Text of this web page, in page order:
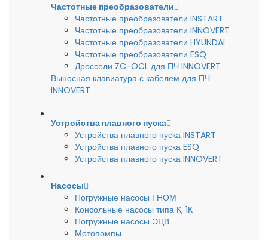
Частотные преобразователи
Частотные преобразователи INSTART
Частотные преобразователи INNOVERT
Частотные преобразователи HYUNDAI
Частотные преобразователи ESQ
Дроссели ZC-OCL для ПЧ INNOVERT
Выносная клавиатура с кабелем для ПЧ
INNOVERT
Устройства плавного пуска
Устройства плавного пуска INSTART
Устройства плавного пуска ESQ
Устройства плавного пуска INNOVERT
Насосы
Погружные насосы ГНОМ
Консольные насосы типа К, 1К
Погружные насосы ЭЦВ
Мотопомпы